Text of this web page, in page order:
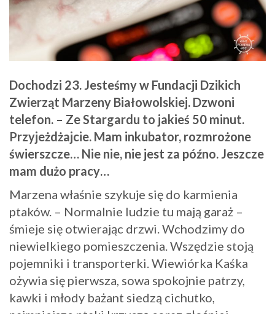
Dochodzi 23. Jesteśmy w Fundacji Dzikich
Zwierząt Marzeny Białowolskiej. Dzwoni
telefon. – Ze Stargardu to jakieś 50 minut.
Przyjeżdżajcie. Mam inkubator, rozmrożone
świerszcze… Nie nie, nie jest za późno. Jeszcze
mam dużo pracy…
Marzena właśnie szykuje się do karmienia
ptaków. – Normalnie ludzie tu mają garaż –
śmieje się otwierając drzwi. Wchodzimy do
niewielkiego pomieszczenia. Wszędzie stoją
pojemniki i transporterki. Wiewiórka Kaśka
ożywia się pierwsza, sowa spokojnie patrzy,
kawki i młody bażant siedzą cichutko,